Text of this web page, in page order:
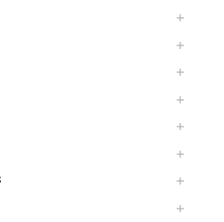







